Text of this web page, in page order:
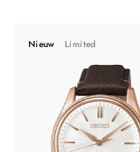
Nieuw Limited